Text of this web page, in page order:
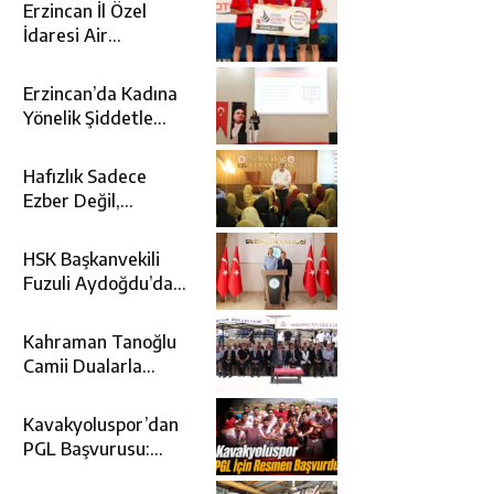
Erzincan İl Özel
İdaresi Air
Türkiye Şampiyonu
Oldu
Erzincan’da Kadına
Yönelik Şiddetle
Kurumlar Bir Araya
Geldi
Hafızlık Sadece
Ezber Değil,
Yaşamaktır
HSK Başkanvekili
Fuzuli Aydoğdu’dan
Hamza Aydoğdu’ya
Ziyaret
Kahraman Tanoğlu
Camii Dualarla
Kavakyoluspor’dan
PGL Başvurusu: